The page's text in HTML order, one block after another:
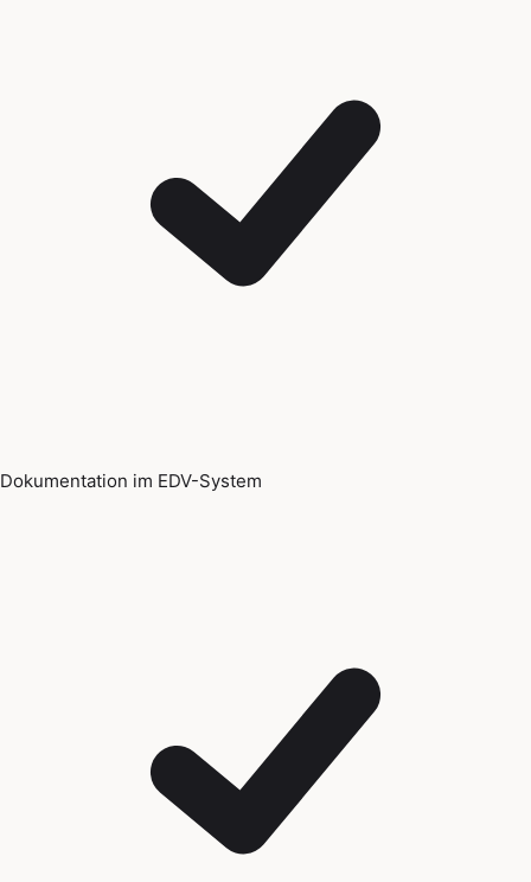
Dokumentation im EDV-System